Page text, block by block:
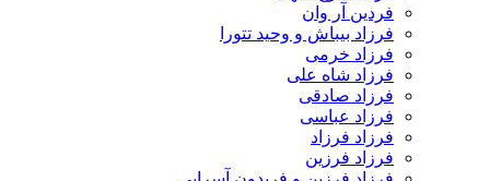
فردین آر وان
فرزاد بیباش و وحید تتورا
فرزاد خرمی
فرزاد شاه علی
فرزاد صادقی
فرزاد عباسی
فرزاد فرزاد
فرزاد فرزین